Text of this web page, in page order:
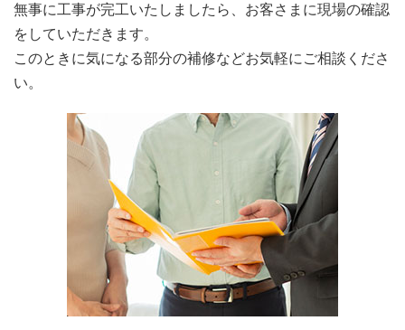
無事に工事が完工いたしましたら、お客さまに現場の確認
をしていただきます。
このときに気になる部分の補修などお気軽にご相談くださ
い。